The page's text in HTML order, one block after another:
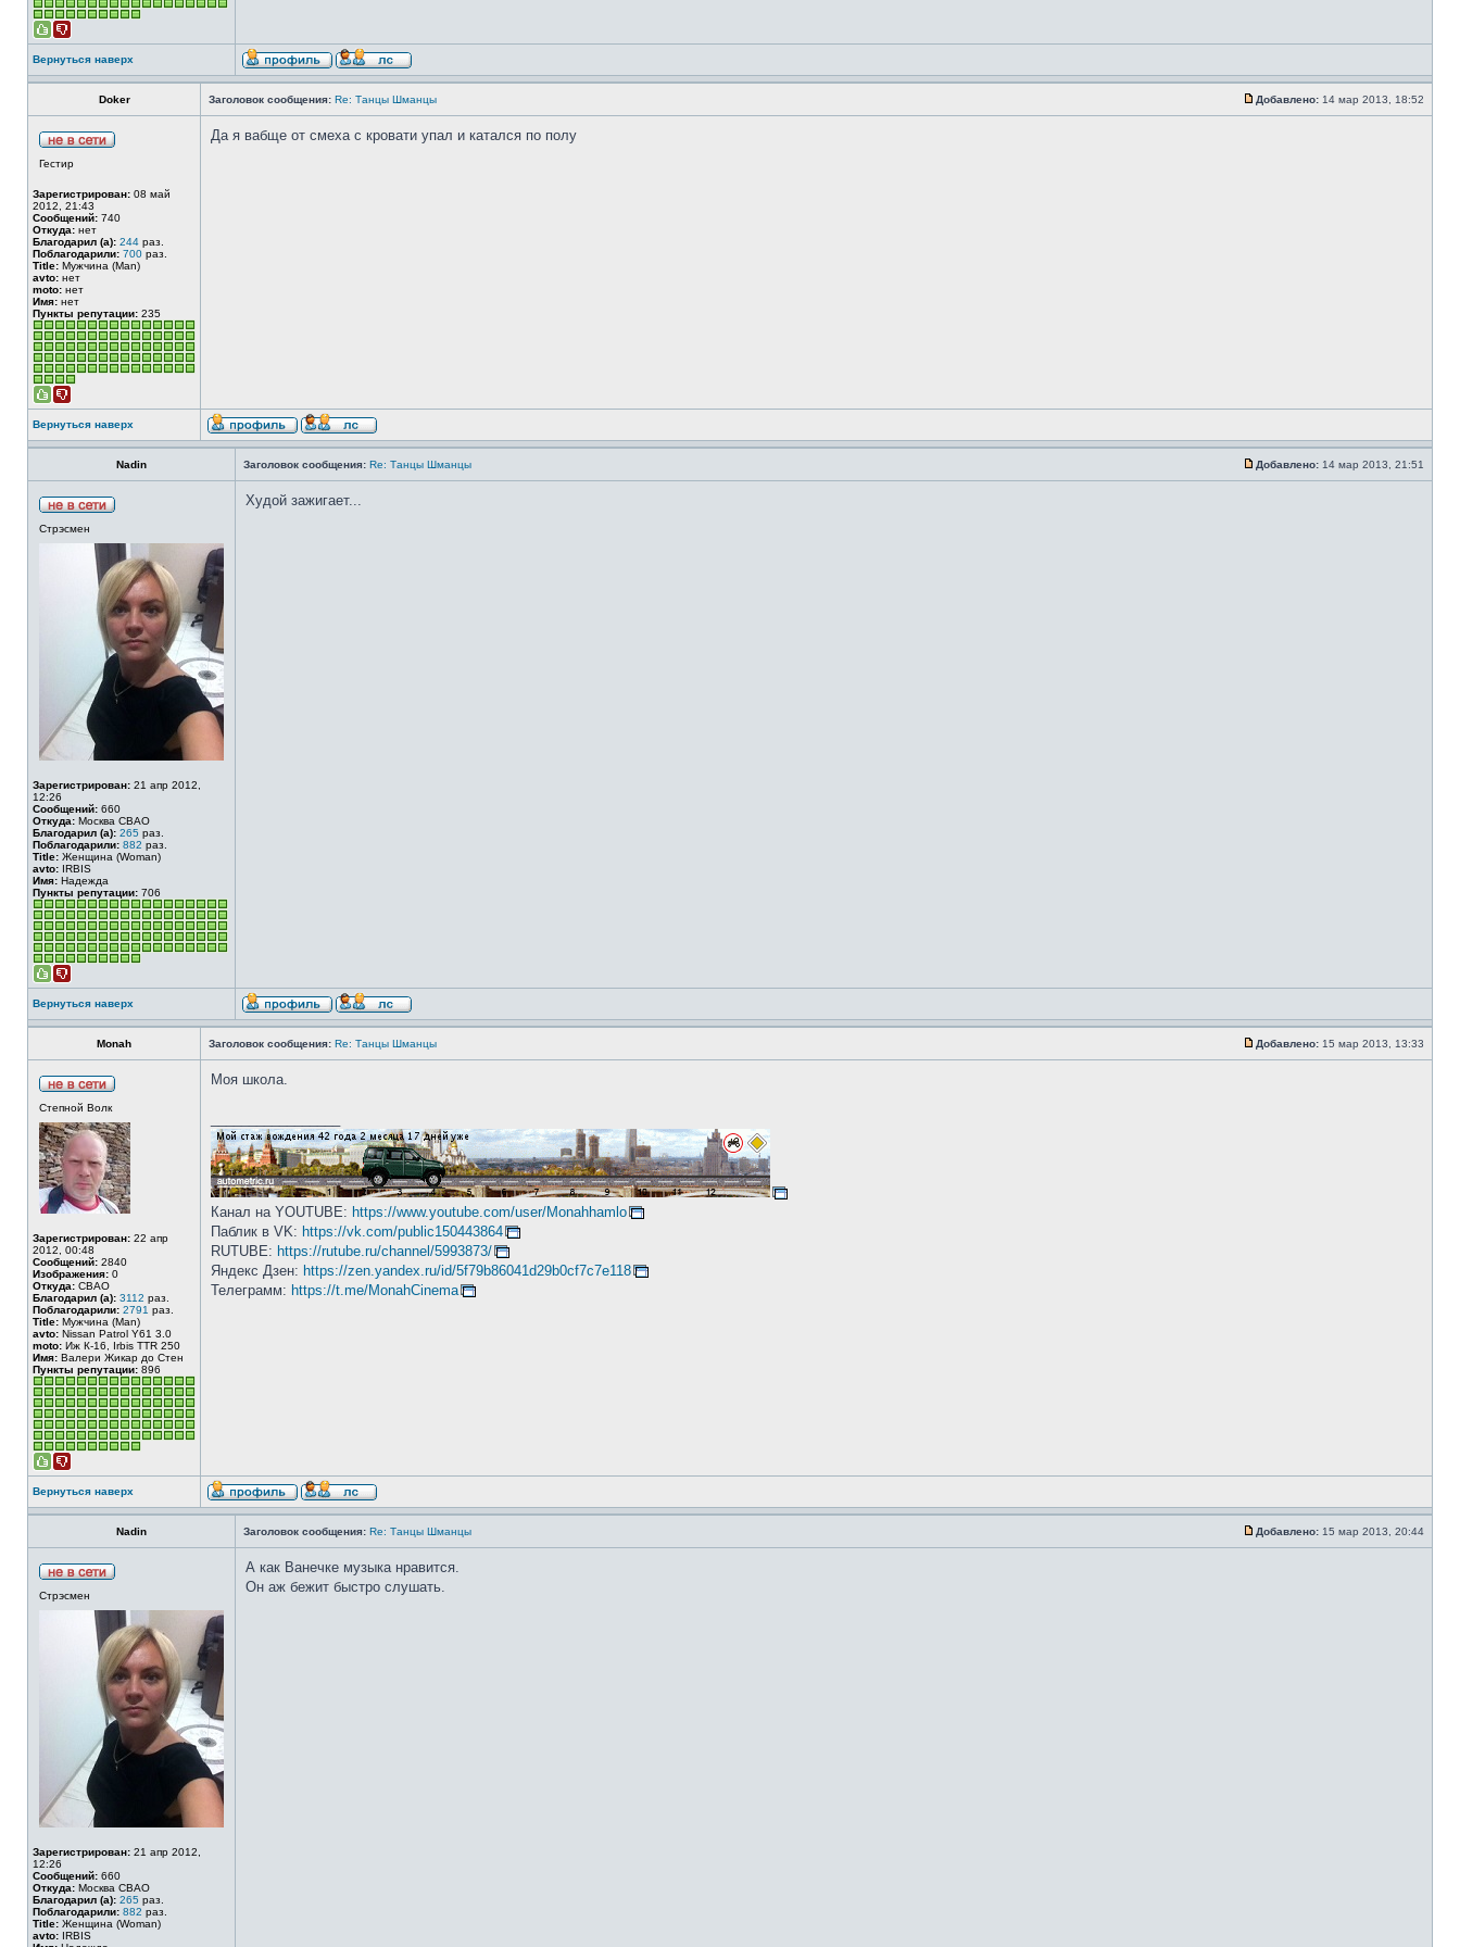
Вернуться наверх
Doker Заголовок сообщения: Re: Танцы Шманцы Добавлено: 14 мар 2013, 18:52
Гестир
Зарегистрирован: 08 май
2012, 21:43
Сообщений: 740
Откуда: нет
Благодарил (а): 244 раз.
Поблагодарили: 700 раз.
Title: Мужчина (Man)
avto: нет
moto: нет
Имя: нет
Пункты репутации: 235
Да я вабще от смеха с кровати упал и катался по полу
Вернуться наверх
Nadin Заголовок сообщения: Re: Танцы Шманцы Добавлено: 14 мар 2013, 21:51
Стрэсмен
Зарегистрирован: 21 апр 2012,
12:26
Сообщений: 660
Откуда: Москва СВАО
Благодарил (а): 265 раз.
Поблагодарили: 882 раз.
Title: Женщина (Woman)
avto: IRBIS
Имя: Надежда
Пункты репутации: 706
Худой зажигает...
Вернуться наверх
Monah Заголовок сообщения: Re: Танцы Шманцы Добавлено: 15 мар 2013, 13:33
Степной Волк
Зарегистрирован: 22 апр
2012, 00:48
Сообщений: 2840
Изображения: 0
Откуда: СВАО
Благодарил (а): 3112 раз.
Поблагодарили: 2791 раз.
Title: Мужчина (Man)
avto: Nissan Patrol Y61 3.0
moto: Иж К-16, Irbis TTR 250
Имя: Валери Жикар до Стен
Пункты репутации: 896
Моя школа.
Канал на YOUTUBE: https://www.youtube.com/user/Monahhamlo
Паблик в VK: https://vk.com/public150443864
RUTUBE: https://rutube.ru/channel/5993873/
Яндекс Дзен: https://zen.yandex.ru/id/5f79b86041d29b0cf7c7e118
Телеграмм: https://t.me/MonahCinema
Вернуться наверх
Nadin Заголовок сообщения: Re: Танцы Шманцы Добавлено: 15 мар 2013, 20:44
Стрэсмен
Зарегистрирован: 21 апр 2012,
12:26
Сообщений: 660
Откуда: Москва СВАО
Благодарил (а): 265 раз.
Поблагодарили: 882 раз.
Title: Женщина (Woman)
avto: IRBIS
А как Ванечке музыка нравится.
Он аж бежит быстро слушать.